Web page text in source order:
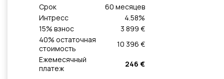
Cрок 60 месяцeв
Интресс
4.58%
15% взнос
3 899 €
40% остаточная
стоимость
10 396 €
Ежемесячный
платеж
246 €